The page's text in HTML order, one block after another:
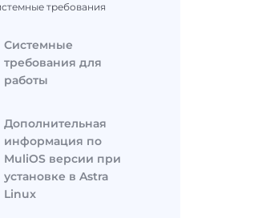
требования
Системные
требования для
работы
Дополнительная
информация по
MuliOS версии при
установке в Astra
Linux